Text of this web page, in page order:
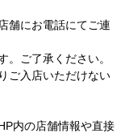
舗にお電話にてご連
ご了承ください。
ご入店いただけない
内の店舗情報や直接